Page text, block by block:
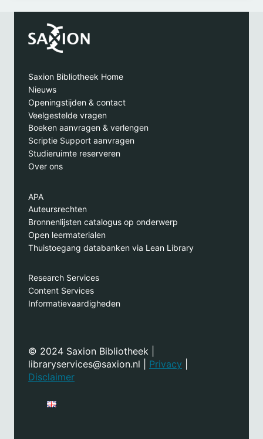
Saxion Bibliotheek Home
Nieuws
Openingstijden & contact
Veelgestelde vragen
Boeken aanvragen & verlengen
Scriptie Support aanvragen
Studieruimte reserveren
Over ons
APA
Auteursrechten
Bronnenlijsten catalogus op onderwerp
Open leermaterialen
Thuistoegang databanken via Lean Library
Research Services
Content Services
Informatievaardigheden
© 2024 Saxion Bibliotheek |
libraryservices@saxion.nl | Privacy
Disclaimer